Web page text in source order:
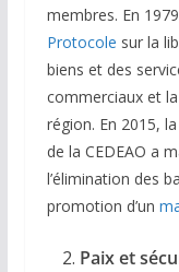
membres. En
Protocole sur la
biens et des
commerciaux et
région. En 2015,
de la CEDEAO a
l’élimination des
promotion d’un
Paix et